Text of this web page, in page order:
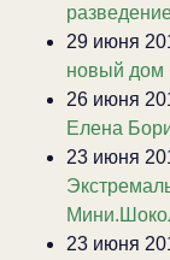
29 июня
новый дом
26 июня
Елена
23 июня
23 июня